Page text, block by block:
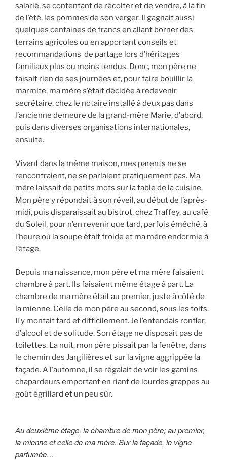
salarié, se contentant de récolter et de vendre, à la fin
de l’été, les pommes de son verger. Il gagnait aussi
quelques centaines de francs en allant borner des
terrains agricoles ou en apportant conseils et
recommandations de partage lors d’héritages
familiaux plus ou moins tendus. Donc, mon père ne
faisait rien de ses journées et, pour faire bouillir la
marmite, ma mère s’était décidée à redevenir
secrétaire, chez le notaire installé à deux pas dans
l’ancienne demeure de la grand-mère Marie, d’abord,
puis dans diverses organisations internationales,
ensuite.
Vivant dans la même maison, mes parents ne se
rencontraient, ne se parlaient pratiquement pas. Ma
mère laissait de petits mots sur la table de la cuisine.
Mon père y répondait à son réveil, au début de l’après-
midi, puis disparaissait au bistrot, chez Traffey, au café
du Soleil, pour n’en revenir que tard, parfois éméché, à
l’heure où la soupe était froide et ma mère endormie à
l’étage.
Depuis ma naissance, mon père et ma mère faisaient
chambre à part. Ils faisaient même étage à part. La
chambre de ma mère était au premier, juste à côté de
la mienne. Celle de mon père au second, sous les toits.
Il y montait tard et difficilement. Je l’entendais ronfler,
d’alcool et de solitude. Son étage ne disposait pas de
toilettes. La nuit, mon père pissait par la fenêtre, dans
le chemin des Jargilières et sur la vigne aggrippée la
façade. A l’automne, il se régalait de voir les gamins
chapardeurs emportant en riant de lourdes grappes au
goût égrillard et un peu sûr.
Au deuxième étage, la chambre de mon père; au premier,
la mienne et celle de ma mère. Sur la façade, le vigne
parfumée…